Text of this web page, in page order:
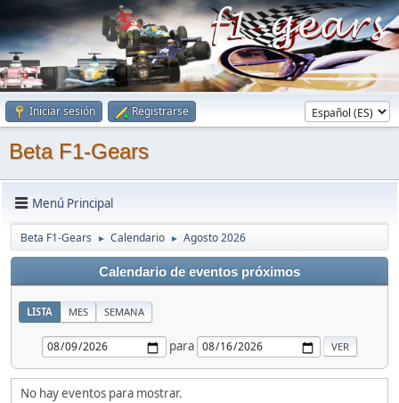
Iniciar sesión Registrarse
Beta F1-Gears
Menú Principal
Beta F1-Gears ► Calendario ► Agosto 2026
Calendario de eventos próximos
LISTA MES SEMANA
para
No hay eventos para mostrar.